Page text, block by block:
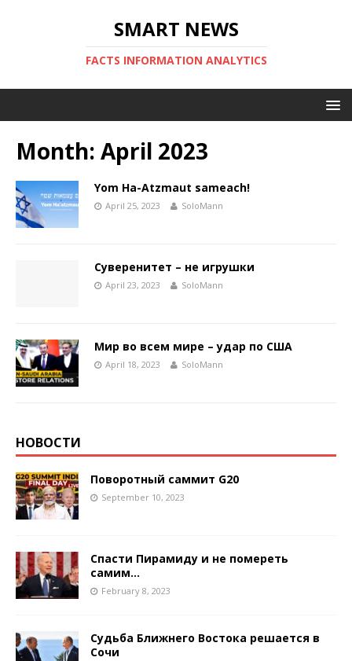
SMART NEWS
FACTS INFORMATION ANALYTICS
Month: April 2023
Yom Ha-Atzmaut sameach!
April 25, 2023 SoloMann
Суверенитет – не игрушки
April 23, 2023 SoloMann
Мир во всем мире – удар по США
April 18, 2023 SoloMann
НОВОСТИ
Поворотный саммит G20
September 10, 2023
Спасти Пирамиду и не помереть
самим…
February 8, 2023
Судьба Ближнего Востока решается в
Сочи